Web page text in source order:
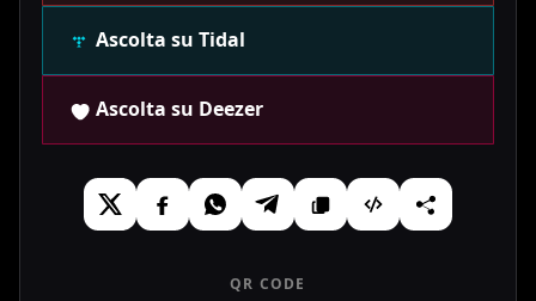
Ascolta su Tidal
Ascolta su Deezer
QR CODE